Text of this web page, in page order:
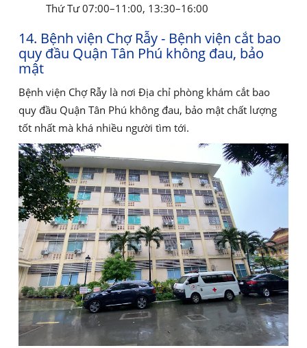
Thứ Tư 07:00–11:00, 13:30–16:00
14. Bệnh viện Chợ Rẫy - Bệnh viện cắt bao
quy đầu Quận Tân Phú không đau, bảo
mật
Bệnh viện Chợ Rẫy là nơi Địa chỉ phòng khám cắt bao
quy đầu Quận Tân Phú không đau, bảo mật chất lượng
tốt nhất mà khá nhiều người tìm tới.